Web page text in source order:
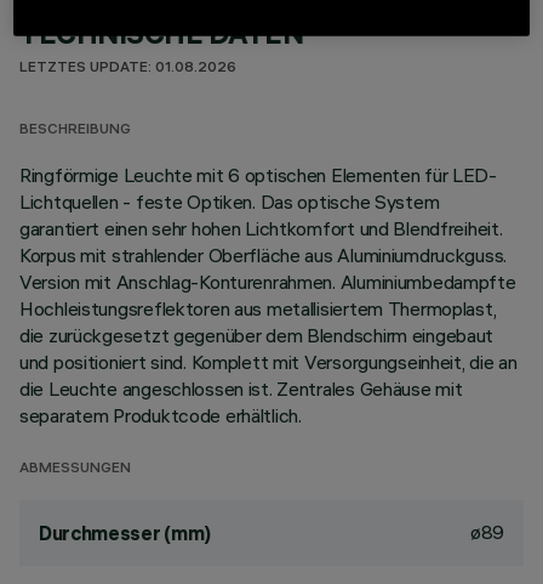
TECHNISCHE DATEN
LETZTES UPDATE: 01.08.2026
BESCHREIBUNG
Ringförmige Leuchte mit 6 optischen Elementen für LED-
Lichtquellen - feste Optiken. Das optische System
garantiert einen sehr hohen Lichtkomfort und Blendfreiheit.
Korpus mit strahlender Oberfläche aus Aluminiumdruckguss.
Version mit Anschlag-Konturenrahmen. Aluminiumbedampfte
Hochleistungsreflektoren aus metallisiertem Thermoplast,
die zurückgesetzt gegenüber dem Blendschirm eingebaut
und positioniert sind. Komplett mit Versorgungseinheit, die an
die Leuchte angeschlossen ist. Zentrales Gehäuse mit
separatem Produktcode erhältlich.
ABMESSUNGEN
Durchmesser (mm) ø89